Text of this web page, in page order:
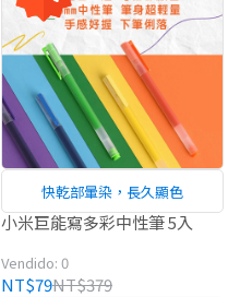
快乾部暈染，長久顯色
小米巨能寫多彩中性筆 5入
Vendido: 0
NT$79NT$379